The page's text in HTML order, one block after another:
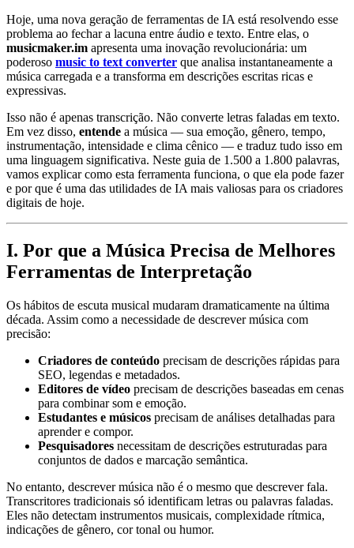
Hoje, uma nova geração de ferramentas de IA está resolvendo esse
problema ao fechar a lacuna entre áudio e texto. Entre elas, o
musicmaker.im apresenta uma inovação revolucionária: um
poderoso music to text converter que analisa instantaneamente a
música carregada e a transforma em descrições escritas ricas e
expressivas.
Isso não é apenas transcrição. Não converte letras faladas em texto.
Em vez disso, entende a música — sua emoção, gênero, tempo,
instrumentação, intensidade e clima cênico — e traduz tudo isso em
uma linguagem significativa. Neste guia de 1.500 a 1.800 palavras,
vamos explicar como esta ferramenta funciona, o que ela pode fazer
e por que é uma das utilidades de IA mais valiosas para os criadores
digitais de hoje.
I. Por que a Música Precisa de Melhores
Ferramentas de Interpretação
Os hábitos de escuta musical mudaram dramaticamente na última
década. Assim como a necessidade de descrever música com
precisão:
Criadores de conteúdo precisam de descrições rápidas para
SEO, legendas e metadados.
Editores de vídeo precisam de descrições baseadas em cenas
para combinar som e emoção.
Estudantes e músicos precisam de análises detalhadas para
aprender e compor.
Pesquisadores necessitam de descrições estruturadas para
conjuntos de dados e marcação semântica.
No entanto, descrever música não é o mesmo que descrever fala.
Transcritores tradicionais só identificam letras ou palavras faladas.
Eles não detectam instrumentos musicais, complexidade rítmica,
indicações de gênero, cor tonal ou humor.